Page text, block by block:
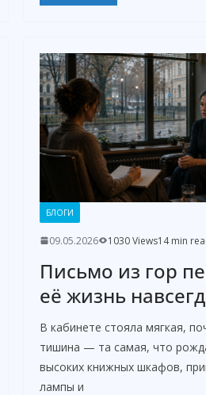
БЛОГИ
09.05.2026 1030 Views14 min
Письмо из гор
её жизнь
В кабинете стояла мягкая,
тишина — та самая, что
высоких книжных шкафов,
лампы и